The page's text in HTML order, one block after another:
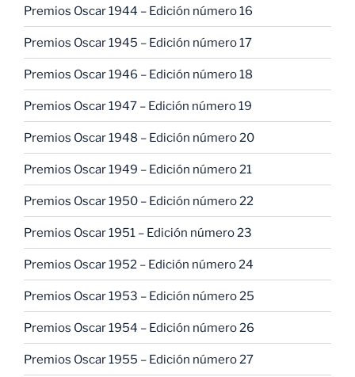
Premios Oscar 1944 – Edición número 16
Premios Oscar 1945 – Edición número 17
Premios Oscar 1946 – Edición número 18
Premios Oscar 1947 – Edición número 19
Premios Oscar 1948 – Edición número 20
Premios Oscar 1949 – Edición número 21
Premios Oscar 1950 – Edición número 22
Premios Oscar 1951 – Edición número 23
Premios Oscar 1952 – Edición número 24
Premios Oscar 1953 – Edición número 25
Premios Oscar 1954 – Edición número 26
Premios Oscar 1955 – Edición número 27